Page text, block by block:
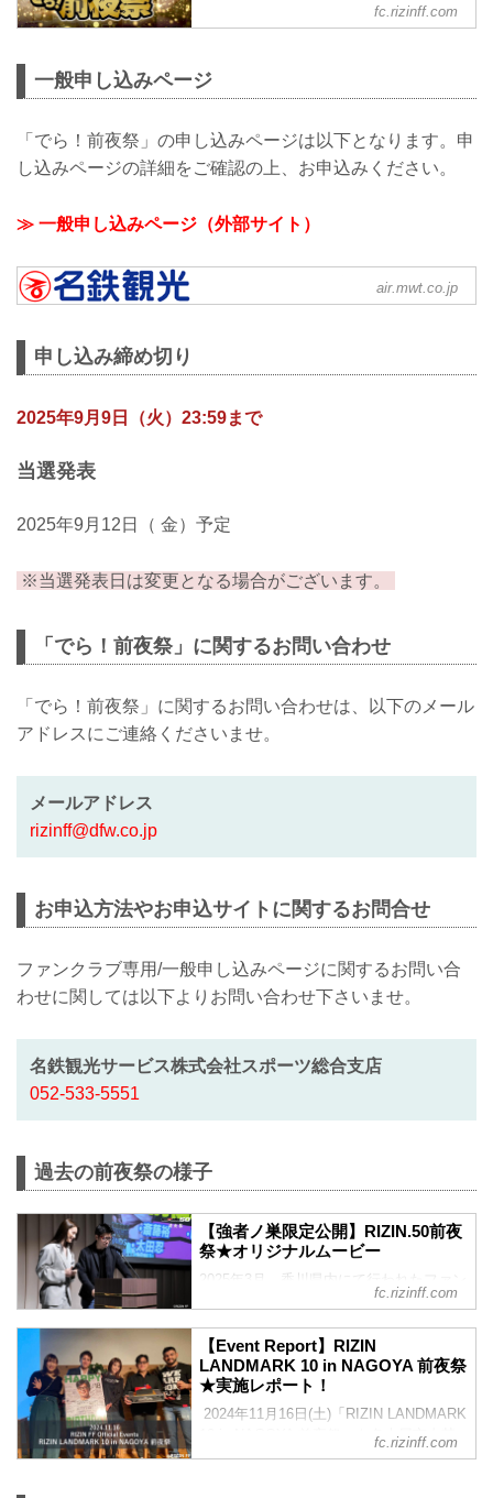
規模で開催することが決定いたしました
✌️ ファンクラブ会員様は特別価格にてご
好評の前夜祭イベント！皆様のご応募お
待ちしております！ ※当イベントは抽選
にて参加者を決定いたします。 RIZIN.51
（土）18:30〜（予定） ■開催場所 名古屋
様々な企画を実施予定!! ※内容は予告な
fc.rizinff.com
一般申し込みページ
「でら！前夜祭」の申し込みページは以下となります。申
し込みページの詳細をご確認の上、お申込みください。
≫ 一般申し込みページ（外部サイト）
【一般】でら！ 前夜祭の詳細 | 名鉄
観光
air.mwt.co.jp
申し込み締め切り
2025年9月9日（火）23:59まで
当選発表
2025年9月12日（ 金）予定
※当選発表日は変更となる場合がございます。
「でら！前夜祭」に関するお問い合わせ
「でら！前夜祭」に関するお問い合わせは、以下のメール
アドレスにご連絡くださいませ。
メールアドレス
rizinff@dfw.co.jp
お申込方法やお申込サイトに関するお問合せ
ファンクラブ専用/一般申し込みページに関するお問い合
わせに関しては以下よりお問い合わせ下さいませ。
名鉄観光サービス株式会社スポーツ総合支店
052-533-5551
過去の前夜祭の様子
【強者ノ巣限定公開】RIZIN.50前夜
祭★オリジナルムービー
2025年3月、香川県内にて行われたファン
イベント「RIZIN.50 前夜祭」のオリジナ
況のイベントの様子を、ぜひムービーに
てご覧ください 2025.03.29 RIZIN FF
Official Fun club Events「RIZIN.50 前夜
祭」 ▼前夜祭レポートはこちら
【Event Report】RIZIN.50 前夜祭★実施
fc.rizinff.com
【Event Report】RIZIN
LANDMARK 10 in NAGOYA 前夜祭
★実施レポート！
2024年11月16日(土)「RIZIN LANDMARK
10 in NAGOYA 前夜祭」を名古屋市内某
所にて開催しました。当日の様子を、レ
fc.rizinff.com